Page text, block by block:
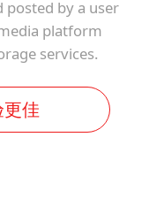
posted by a user
platform
services.
佳